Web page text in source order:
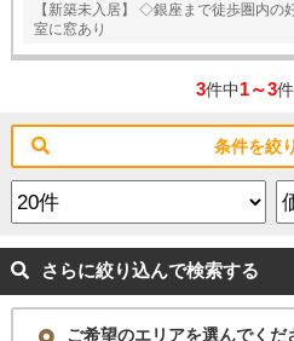
【新築未入居】 ◇銀座まで徒歩圏内
室に窓あり
3件中1～3
条件を絞
さらに絞り込んで検索する
ご希望のエリアを選んでくだ